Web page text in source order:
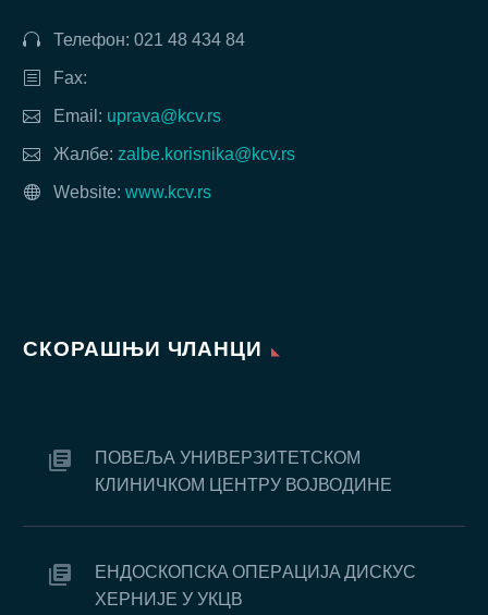
Телефон: 021 48 434 84
Fax:
Email: uprava@kcv.rs
Жалбе: zalbe.korisnika@kcv.rs
Website: www.kcv.rs
СКОРАШЊИ ЧЛАНЦИ
ПОВЕЉА УНИВЕРЗИТЕТСКОМ
КЛИНИЧКОМ ЦЕНТРУ ВОЈВОДИНЕ
EНДOСКOПСКA OПEРAЦИJA ДИСКУС
ХEРНИJE У УКЦВ